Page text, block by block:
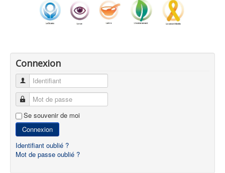
Connexion
Identifiant
Mot de passe
Se souvenir de moi
Connexion
Identifiant oublié ?
Mot de passe oublié ?